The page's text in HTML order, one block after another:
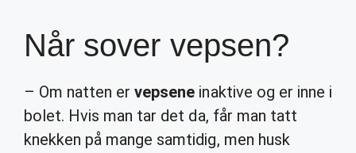
Når sover vepsen?
– Om natten ervepsene inaktive og er inne i
bolet. Hvis man tar det da, får man tatt
knekken på mange samtidig, men husk